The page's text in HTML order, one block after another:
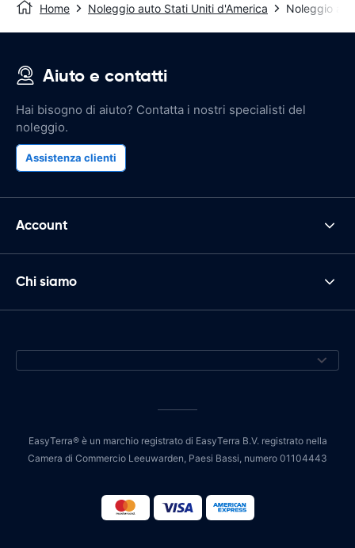
Home Noleggio auto Stati Uniti d'America Noleggio
Aiuto e contatti
Hai bisogno di aiuto? Contatta i nostri specialisti del
noleggio.
Assistenza clienti
Account
Chi siamo
EasyTerra® è un marchio registrato di EasyTerra B.V. registrato nella
Camera di Commercio Leeuwarden, Paesi Bassi, numero 01104443